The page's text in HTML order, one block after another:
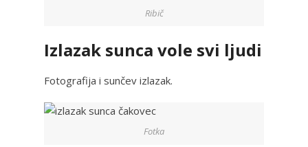
Ribič
Izlazak sunca vole svi ljudi
Fotografija i sunčev izlazak.
Fotka